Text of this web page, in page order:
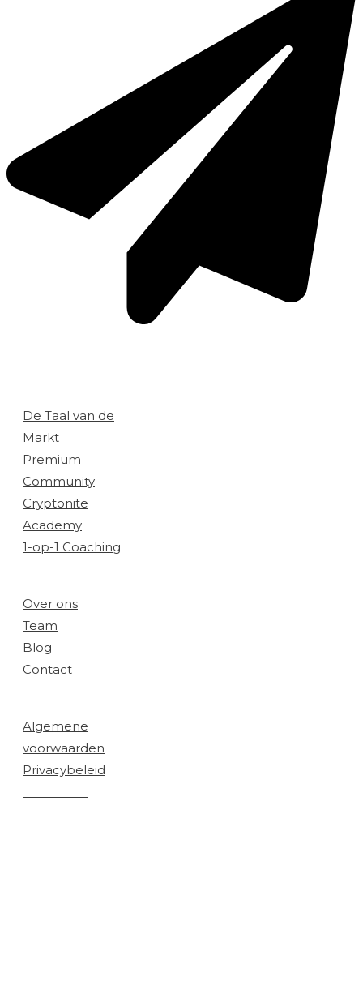
De Taal van de
Markt
Premium
Community
Cryptonite
Academy
1-op-1 Coaching
Over ons
Team
Blog
Contact
Algemene
voorwaarden
Privacybeleid